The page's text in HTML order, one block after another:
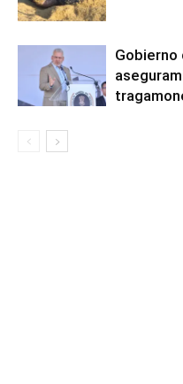
Gobierno